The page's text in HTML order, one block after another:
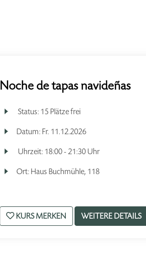
Noche de tapas navideñas
Status: 15 Plätze frei
Datum: Fr. 11.12.2026
Uhrzeit: 18:00 - 21:30 Uhr
Ort: Haus Buchmühle, 118
KURS MERKEN WEITERE DETAILS